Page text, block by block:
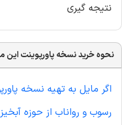
نتیجه گیری
نحوه خرید نسخه پاورپوینت این
اگر مایل به تهیه نسخه
رسوب و رواناب از حوزه